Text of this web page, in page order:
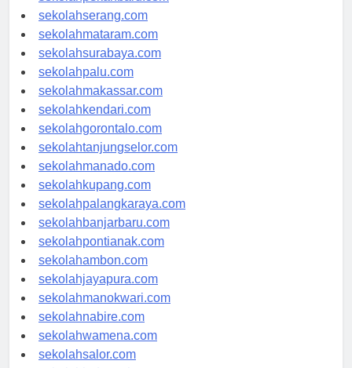
sekolahpekanbaru.com
sekolahserang.com
sekolahmataram.com
sekolahsurabaya.com
sekolahpalu.com
sekolahmakassar.com
sekolahkendari.com
sekolahgorontalo.com
sekolahtanjungselor.com
sekolahmanado.com
sekolahkupang.com
sekolahpalangkaraya.com
sekolahbanjarbaru.com
sekolahpontianak.com
sekolahambon.com
sekolahjayapura.com
sekolahmanokwari.com
sekolahnabire.com
sekolahwamena.com